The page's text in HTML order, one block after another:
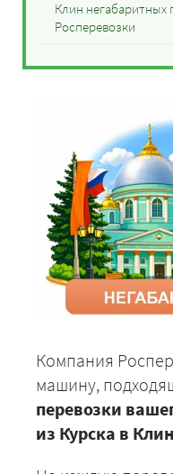
Клин негабаритных
Росперевозки
Компания
машину,
перевозки
из Курска в Клин